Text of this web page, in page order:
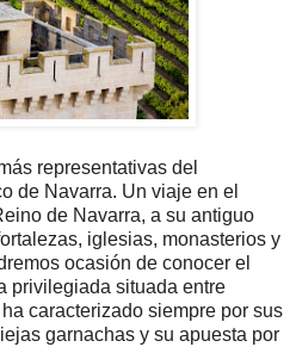
representativas del
de Navarra. Un viaje en el
de Navarra, a su antiguo
iglesias, monasterios y
ocasión de conocer el
privilegiada situada entre
caracterizado siempre por sus
garnachas y su apuesta por